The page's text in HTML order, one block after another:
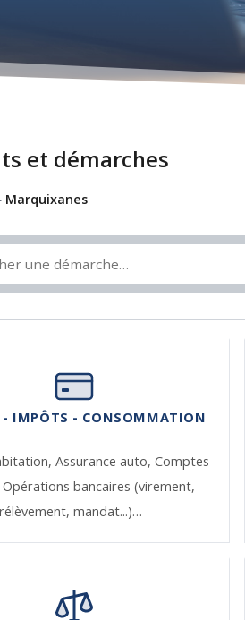
et démarches
Marquixanes
- IMPÔTS - CONSOMMATION
Assurance auto,Comptes
Opérations bancaires (virement,
mandat...)…